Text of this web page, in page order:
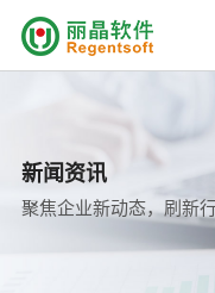
新闻资讯
聚焦企业新动态，刷新